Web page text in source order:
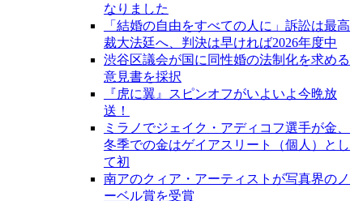
なりました
「結婚の自由をすべての人に」訴訟は最高
裁大法廷へ、判決は早ければ2026年度中
渋谷区議会が国に同性婚の法制化を求める
意見書を採択
『虎に翼』スピンオフがいよいよ今晩放
送！
ミラノでジェイク・アディコフ選手が金、
冬季での金はゲイアスリート（個人）とし
て初
南アのクィア・アーティストが写真界のノ
ーベル賞を受賞